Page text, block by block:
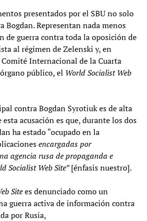
presentados por el SBU no solo
Bogdan. Representan nada menos
de guerra contra toda la oposición de
al régimen de Zelenski y, en
Internacional de la Cuarta
público, el World Socialist Web
contra Bogdan Syrotiuk es de alta
acusación es que, durante los dos
ha estado “ocupado en la
encargadas por
agencia rusa de propaganda e
Socialist Web Site”[énfasis nuestro].
Sitees denunciado como un
guerra activa de información contra
por Rusia,